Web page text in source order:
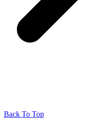
Back To Top